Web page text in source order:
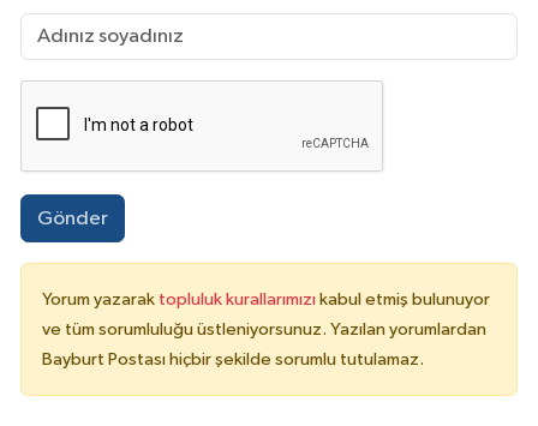
Gönder
Yorum yazarak topluluk kurallarımızı kabul etmiş bulunuyor
ve tüm sorumluluğu üstleniyorsunuz. Yazılan yorumlardan
Bayburt Postası hiçbir şekilde sorumlu tutulamaz.